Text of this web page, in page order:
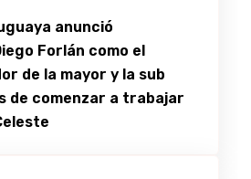
anunció
Forlán como el
de la mayor y la sub
de comenzar a trabajar